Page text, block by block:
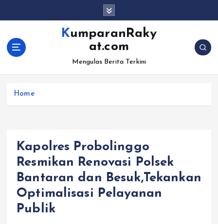
KumparanRaky
at.com
Mengulas Berita Terkini
Home
Kapolres Probolinggo
Resmikan Renovasi Polsek
Bantaran dan Besuk,Tekankan
Optimalisasi Pelayanan
Publik